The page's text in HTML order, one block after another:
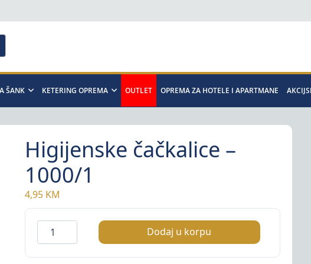
ŠANK KETERING OPREMA OUTLET OPREMA ZA HOTELE I APARTMANE
Higijenske čačkalice –
1000/1
4,95 KM
Higijenske
čačkalice
–
Dodaj u korpu